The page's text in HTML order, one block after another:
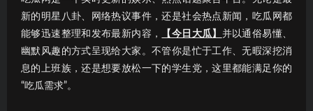
新的明星八卦、网络热议事件，还是社会热点新闻，吃瓜网都
能够迅速整理和发布最新内容，
【今日大瓜】 并以通俗易懂、
幽默风趣的方式呈现给大家。不管你是忙于工作、无暇深挖消
息的上班族，还是想要放松一下的学生党，这里都能满足你的
“吃瓜需求”。